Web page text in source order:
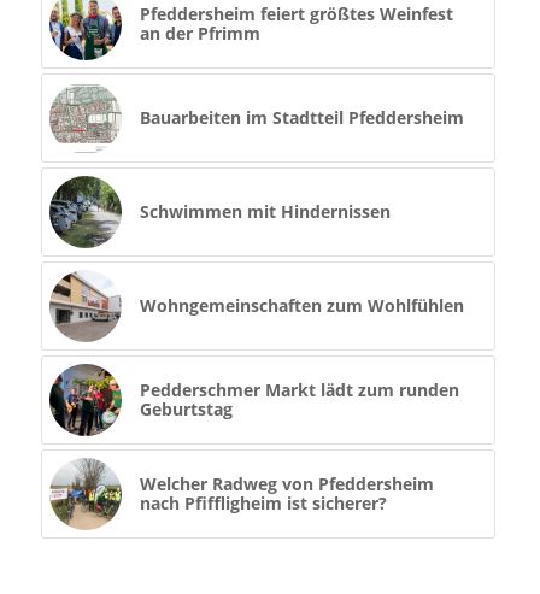
Pfeddersheim feiert größtes Weinfest
an der Pfrimm
Bauarbeiten im Stadtteil Pfeddersheim
Schwimmen mit Hindernissen
Wohngemeinschaften zum Wohlfühlen
Pedderschmer Markt lädt zum runden
Geburtstag
Welcher Radweg von Pfeddersheim
nach Pfiffligheim ist sicherer?